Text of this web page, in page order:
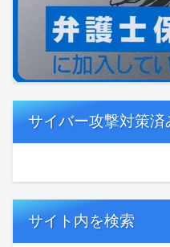
サイバー攻撃対策済
サイト内を検索